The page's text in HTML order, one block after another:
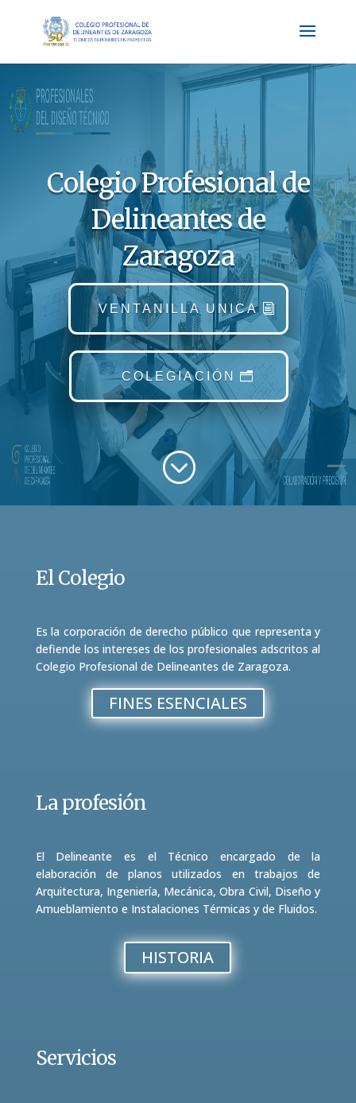
Colegio Profesional de
Delineantes de
Zaragoza
VENTANILLA UNICA
COLEGIACIÓN
;
El Colegio
Es la corporación de derecho público que representa y
defiende los intereses de los profesionales adscritos al
Colegio Profesional de Delineantes de Zaragoza.
FINES ESENCIALES
La profesión
El Delineante es el Técnico encargado de la
elaboración de planos utilizados en trabajos de
Arquitectura, Ingeniería, Mecánica, Obra Civil, Diseño y
Amueblamiento e Instalaciones Térmicas y de Fluidos.
HISTORIA
Servicios